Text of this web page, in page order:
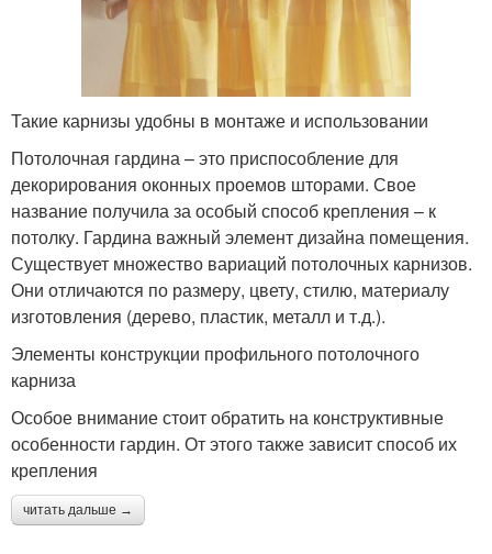
Такие карнизы удобны в монтаже и использовании
Потолочная гардина – это приспособление для
декорирования оконных проемов шторами. Свое
название получила за особый способ крепления – к
потолку. Гардина важный элемент дизайна помещения.
Существует множество вариаций потолочных карнизов.
Они отличаются по размеру, цвету, стилю, материалу
изготовления (дерево, пластик, металл и т.д.).
Элементы конструкции профильного потолочного
карниза
Особое внимание стоит обратить на конструктивные
особенности гардин. От этого также зависит способ их
крепления
читать дальше →